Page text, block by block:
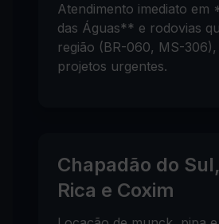
Atendimento imediato em
das Águas** e rodovias
região (BR-060, MS-
projetos urgentes.
Chapadão do
Rica e Coxim